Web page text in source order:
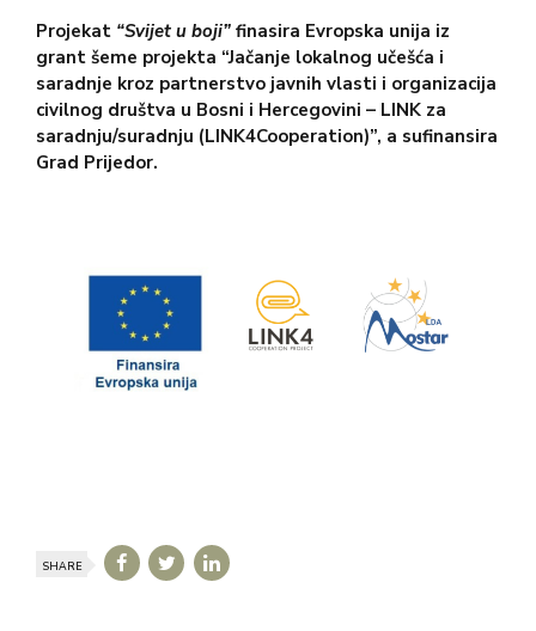
Projekat “Svijet u boji” finasira Evropska unija iz
grant šeme projekta “Jačanje lokalnog učešća i
saradnje kroz partnerstvo javnih vlasti i organizacija
civilnog društva u Bosni i Hercegovini – LINK za
saradnju/suradnju (LINK4Cooperation)”, a sufinansira
Grad Prijedor.
SHARE